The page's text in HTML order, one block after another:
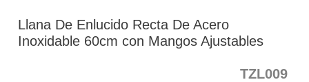
Llana De Enlucido Recta De Acero
Inoxidable 60cm con Mangos Ajustables
TZL009